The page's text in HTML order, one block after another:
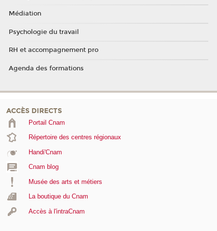
Médiation
Psychologie du travail
RH et accompagnement pro
Agenda des formations
ACCÈS DIRECTS
Portail Cnam
Répertoire des centres régionaux
Handi'Cnam
Cnam blog
Musée des arts et métiers
La boutique du Cnam
Accès à l'intraCnam